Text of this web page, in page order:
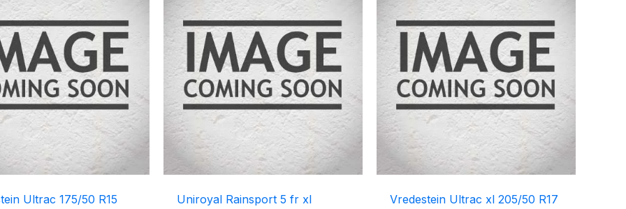
Ultrac 175/50 R15
Uniroyal Rainsport 5 fr xl
Vredestein Ultrac xl 205/50 R17